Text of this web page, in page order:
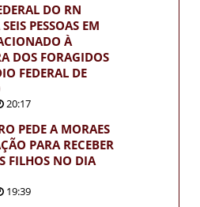
DO RN
PESSOAS EM
À
DOS FORAGIDOS
FEDERAL DE
20:17
PEDE A MORAES
PARA RECEBER
FILHOS NO DIA
19:39